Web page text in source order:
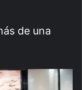
de una